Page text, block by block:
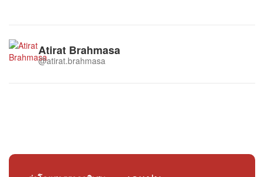
Atirat Brahmasa
@atirat.brahmasa